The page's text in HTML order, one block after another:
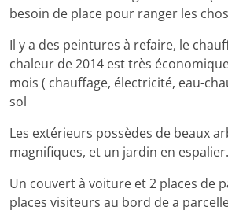
besoin de place pour ranger les
Il y a des peintures à refaire, le
chaleur de 2014 est très
mois ( chauffage, électricité, eau-
sol
Les extérieurs possèdes de beaux
magnifiques, et un jardin en espalier.
Un couvert à voiture et 2 places de
places visiteurs au bord de a